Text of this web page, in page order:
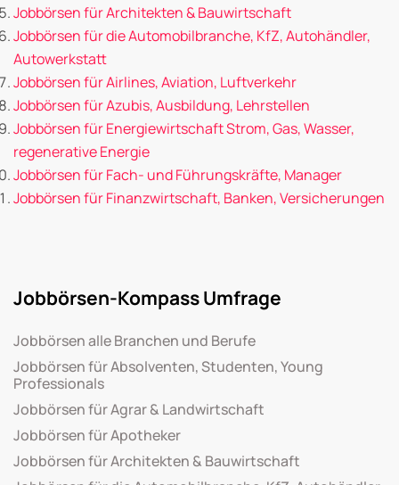
Jobbörsen für Architekten & Bauwirtschaft
Jobbörsen für die Automobilbranche, KfZ, Autohändler,
Autowerkstatt
Jobbörsen für Airlines, Aviation, Luftverkehr
Jobbörsen für Azubis, Ausbildung, Lehrstellen
Jobbörsen für Energiewirtschaft Strom, Gas, Wasser,
regenerative Energie
Jobbörsen für Fach- und Führungskräfte, Manager
Jobbörsen für Finanzwirtschaft, Banken, Versicherungen
Jobbörsen-Kompass Umfrage
Jobbörsen alle Branchen und Berufe
Jobbörsen für Absolventen, Studenten, Young
Professionals
Jobbörsen für Agrar & Landwirtschaft
Jobbörsen für Apotheker
Jobbörsen für Architekten & Bauwirtschaft